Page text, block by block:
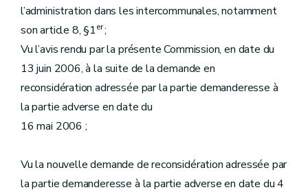
l’administration dans les intercommunales, notamment
son article 8, §1er;
Vu l’avis rendu par la présente Commission, en date du
13 juin 2006, à la suite de la demande en
reconsidération adressée par la partie demanderesse à
la partie adverse en date du
16 mai 2006 ;
Vu la nouvelle demande de reconsidération adressée par
la partie demanderesse à la partie adverse en date du 4